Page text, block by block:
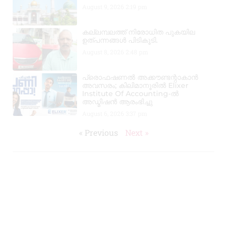
കല്ലമ്പലത്ത് നിരോധിത പുകയില
ഉത്പന്നങ്ങൾ പിടികൂടി.
പ്രൊഫഷണൽ അക്കൗണ്ടന്റാകാൻ
അവസരം; കിലിമാനൂരിൽ Elixer
Institute Of Accounting-ൽ
അഡ്മിഷൻ ആരംഭിച്ചു
« Previous Next »